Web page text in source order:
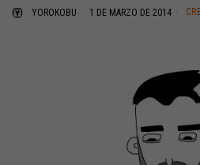
YOROKOBU 1 DE MARZO DE 2014